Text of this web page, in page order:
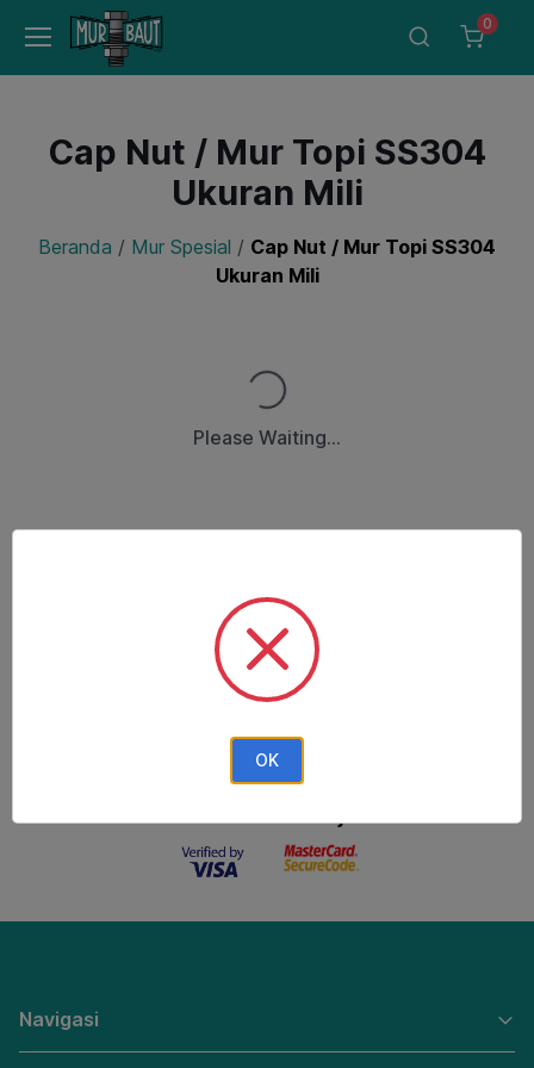
0
Cap Nut / Mur Topi SS304
Ukuran Mili
Beranda / Mur Spesial / Cap Nut / Mur Topi SS304
Ukuran Mili
Loading...
Please Waiting...
Metode Pengiriman
Navigasi
OK